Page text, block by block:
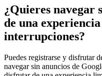
¿Quieres navegar
de una
interrupciones?
Puedes registrarse y disfrutar
navegar sin anuncios de